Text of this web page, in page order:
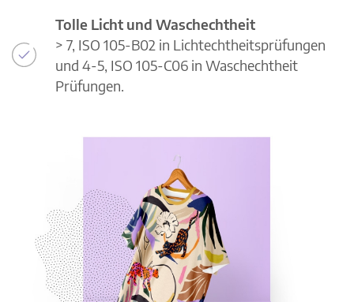
Tolle Licht und Waschechtheit
> 7, ISO 105-B02 in Lichtechtheitsprüfungen
und 4-5, ISO 105-C06 in Waschechtheit
Prüfungen.